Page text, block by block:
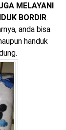
MELAYANI
BORDIR.
anda bisa
handuk